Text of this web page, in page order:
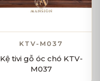
KTV-M037
Kệ tivi gỗ óc chó KTV-
M037